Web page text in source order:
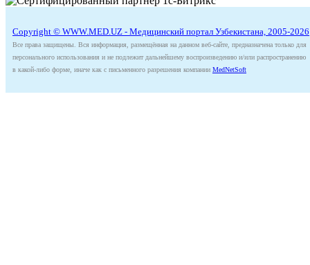
Copyright © WWW.MED.UZ - Медицинский портал Узбекистана, 2005-2026
Все права защищены. Вся информация, размещённая на данном веб-сайте, предназначена только для
персонального использования и не подлежит дальнейшему воспроизведению и/или распространению
в какой-либо форме, иначе как с письменного разрешения компании MedNetSoft